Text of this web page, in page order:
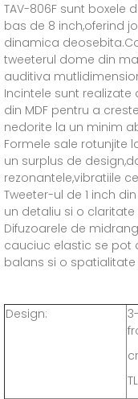
TAV-806F sunt boxele
bas de 8 inch,oferind
dinamica
tweeterul dome din
auditiva
Incintele sunt
din MDF pentru a
nedorite la un minim
Formele sale rotunjite
un surplus de
rezonantele,vibratiile
Tweeter-ul de 1 inch
un detaliu si o
Difuzoarele de
cauciuc elastic se pot
balans si o
Design: